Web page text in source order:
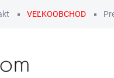
VEĽKOOBCHOD